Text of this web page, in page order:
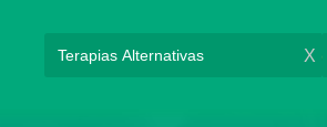
X